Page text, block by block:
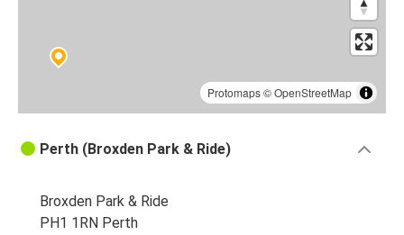
Protomaps©OpenStreetMap
Perth (Broxden Park & Ride)
Broxden Park & Ride
PH1 1RN Perth